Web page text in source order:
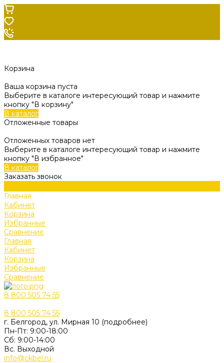
Корзина
Ваша корзина пуста
Выберите в каталоге интересующий товар и нажмите
кнопку "В корзину"
В каталог
Отложенные товары
Отложенных товаров нет
Выберите в каталоге интересующий товар и нажмите
кнопку "В избранное"
В каталог
Заказать звонок
Главная
Кабинет
Корзина
Избранные
Сравнение
Главная
Кабинет
Корзина
Избранные
Сравнение
8 800 505 74 55
8 800 505 74 55
г. Белгород, ул. Мирная 10 (подробнее)
Пн-Пт: 9:00-18:00
Cб: 9:00-14:00
Вс. Выходной
info@ckbel.ru